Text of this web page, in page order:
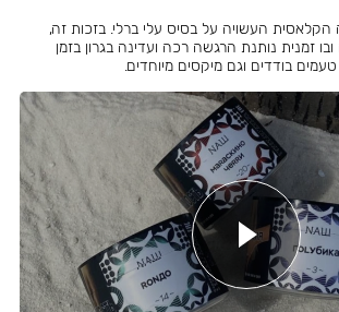
העשויה על בסיס עלי ברלי. בזכות זה,
זמנית נותנת הרגשה רכה ועדינה בגרון בזמן
בודדים וגם מיקסים מיוחדים.